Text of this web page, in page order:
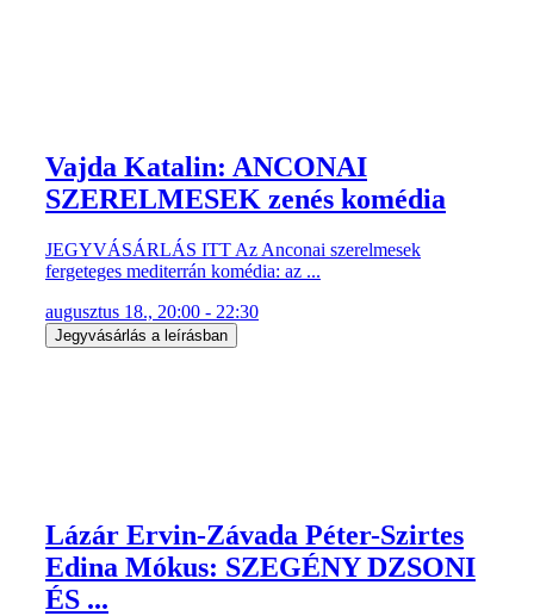
Vajda Katalin: ANCONAI
SZERELMESEK zenés komédia
JEGYVÁSÁRLÁS ITT Az Anconai szerelmesek
fergeteges mediterrán komédia: az ...
augusztus 18., 20:00 - 22:30
Jegyvásárlás a leírásban
Lázár Ervin-Závada Péter-Szirtes
Edina Mókus: SZEGÉNY DZSONI
ÉS ...